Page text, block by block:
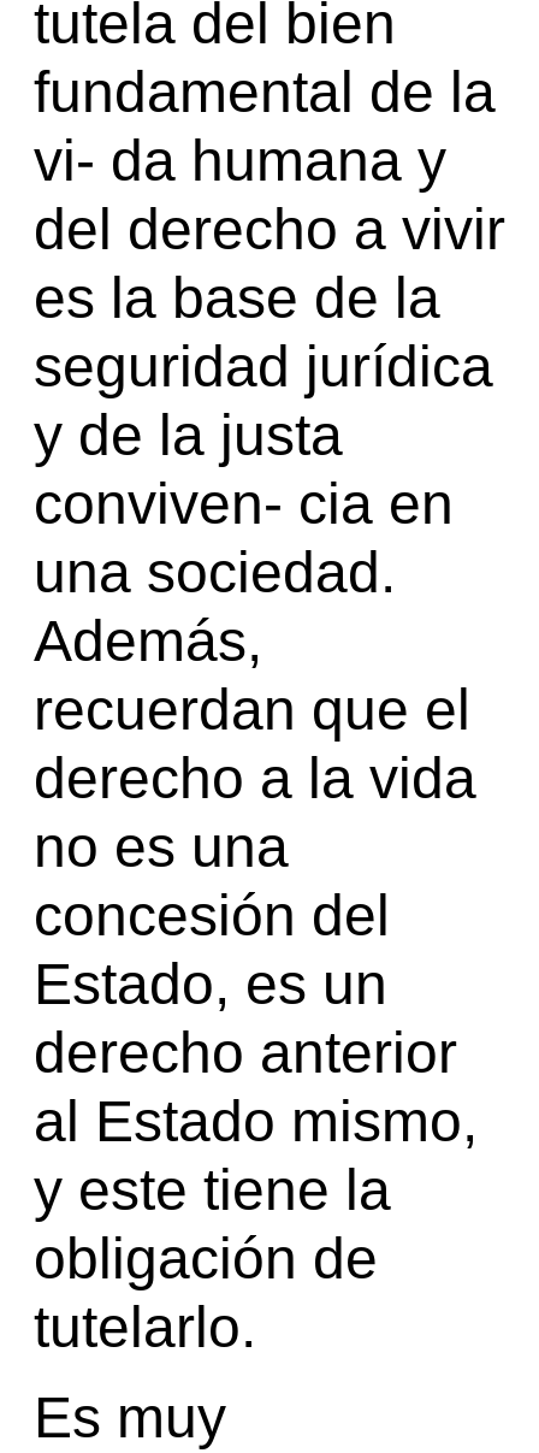
tutela del bien
fundamental de la
vi- da humana y
del derecho a vivir
es la base de la
seguridad jurídica
y de la justa
conviven- cia en
una sociedad.
Además,
recuerdan que el
derecho a la vida
no es una
concesión del
Estado, es un
derecho anterior
al Estado mismo,
y este tiene la
obligación de
tutelarlo.
Es muy